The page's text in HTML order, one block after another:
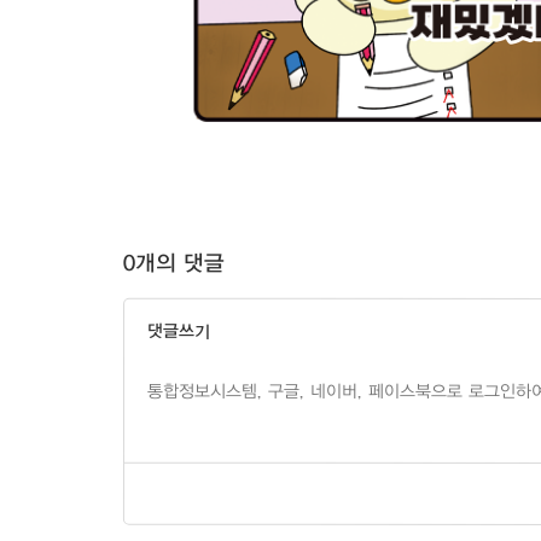
0개의 댓글
댓글쓰기